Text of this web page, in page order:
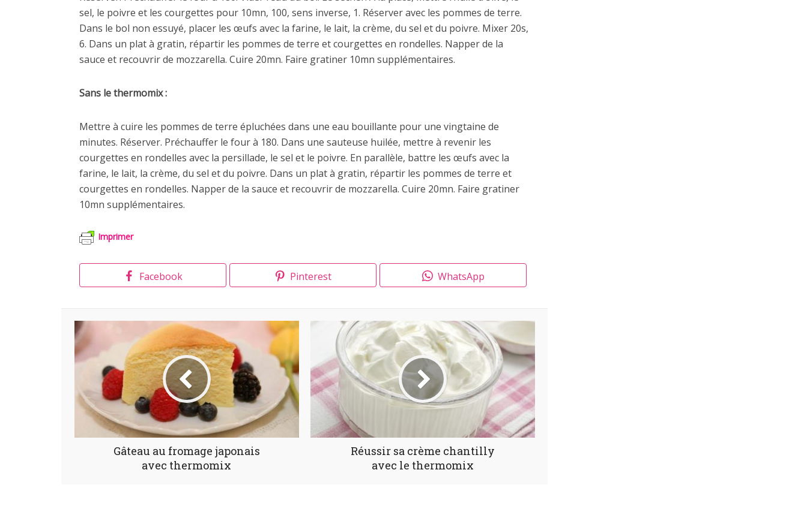
sel, le poivre et les courgettes pour 10mn, 100, sens inverse, 1. Réserver avec les pommes de terre.
Dans le bol non essuyé, placer les œufs avec la farine, le lait, la crème, du sel et du poivre. Mixer 20s,
6. Dans un plat à gratin, répartir les pommes de terre et courgettes en rondelles. Napper de la
sauce et recouvrir de mozzarella. Cuire 20mn. Faire gratiner 10mn supplémentaires.
Sans le thermomix :
Mettre à cuire les pommes de terre épluchées dans une eau bouillante pour une vingtaine de
minutes. Réserver. Préchauffer le four à 180. Dans une sauteuse huilée, mettre à revenir les
courgettes en rondelles avec la persillade, le sel et le poivre. En parallèle, battre les œufs avec la
farine, le lait, la crème, du sel et du poivre. Dans un plat à gratin, répartir les pommes de terre et
courgettes en rondelles. Napper de la sauce et recouvrir de mozzarella. Cuire 20mn. Faire gratiner
10mn supplémentaires.
Imprimer
Facebook Pinterest WhatsApp
Gâteau au fromage japonais
avec thermomix
Réussir sa crème chantilly
avec le thermomix